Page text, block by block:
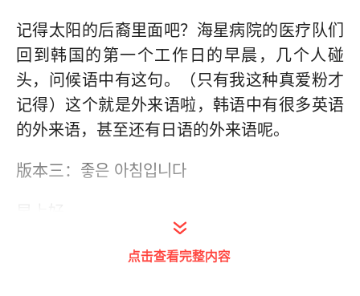
记得太阳的后裔里面吧？海星病院的医疗队们
回到韩国的第一个工作日的早晨，几个人碰
头，问候语中有这句。（只有我这种真爱粉才
记得）这个就是外来语啦，韩语中有很多英语
的外来语，甚至还有日语的外来语呢。
版本三：좋은 아침입니다
这句是敬语体，见到长辈领导时候使用，一般
点击查看完整内容